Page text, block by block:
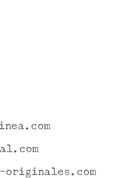
originales.com